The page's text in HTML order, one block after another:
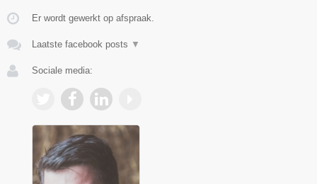
Er wordt gewerkt op afspraak.
Laatste facebook posts ▼
Sociale media: